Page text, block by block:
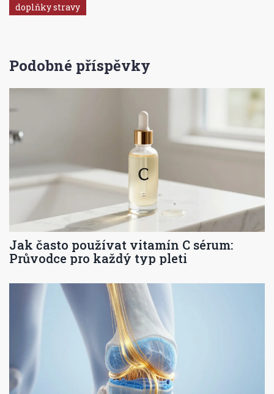
doplňky stravy
Podobné příspěvky
Jak často používat vitamín C sérum:
Průvodce pro každý typ pleti